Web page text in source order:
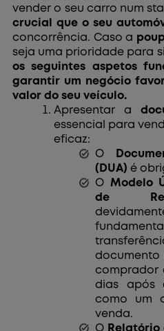
vender o seu carro num
crucial que o seu
concorrência. Caso a
seja uma prioridade para
os seguintes aspetos
garantir um negócio
valor do seu veículo.
Apresentar a
essencial para
eficaz:
O
(DUA) é
O Modelo
de
documento
comprador
dias após
como um
venda.
O Relatório